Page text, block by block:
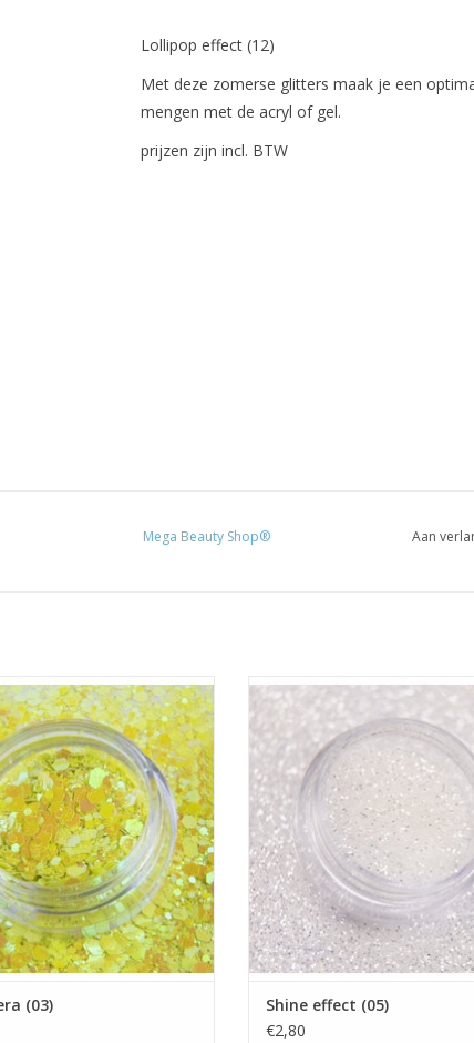
Lollipop effect (12)
Met deze zomerse glitters maak je een
mengen met de acryl of gel.
prijzen zijn incl. BTW
Mega Beauty Shop® Aan
Primavera (03)
Nailart Flakes
Nailart glitters
Showroom
Nagels producten
Prijzen zijn incl. BTW
AAN WINKELWAGEN
(03)
Shine effect (05)
Showroom
Nagelproducten
Prijzen zijn incl. BTW
TOEVOEGEN AAN
Shine effect (05)
€2,80